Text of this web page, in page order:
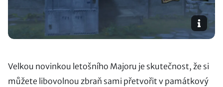
Velkou novinkou letošního Majoru je skutečnost, že si
můžete libovolnou zbraň sami přetvořit v památkový